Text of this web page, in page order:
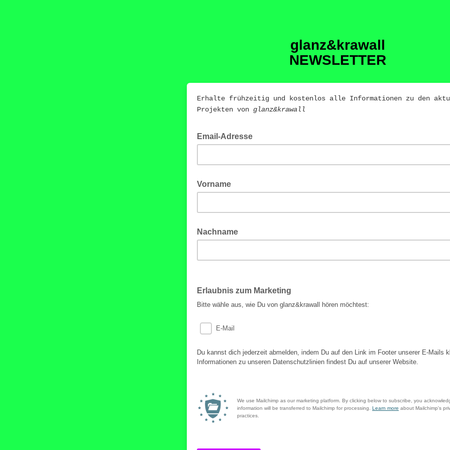
glanz&krawall
NEWSLETTER
Erhalte frühzeitig und kostenlos alle Informationen zu den
Projekten von glanz&krawall
Email-Adresse
Vorname
Nachname
Erlaubnis zum Marketing
Bitte wähle aus, wie Du von glanz&krawall hören möchtest:
E-Mail
Du kannst dich jederzeit abmelden, indem Du auf den Link im Footer unserer E-Mails
Informationen zu unseren Datenschutzlinien findest Du auf unserer Website.
We use Mailchimp as our marketing platform. By clicking below to subscribe, you
information will be transferred to Mailchimp for processing. Learn more about Mailchimp's
practices.